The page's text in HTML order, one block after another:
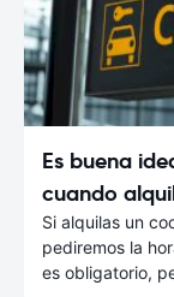
Es buena
cuando
Si alquilas un
pediremos la
es obligatorio,